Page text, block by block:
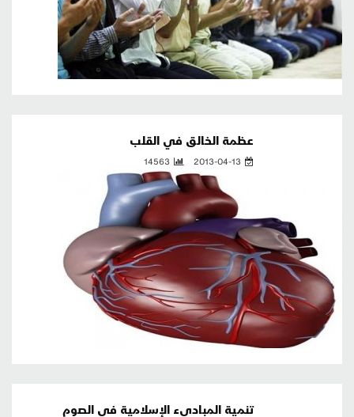
عظمة الخالق في القلب
2013-04-13
14563
تنمية المبادىء الإسلامية في الصوم